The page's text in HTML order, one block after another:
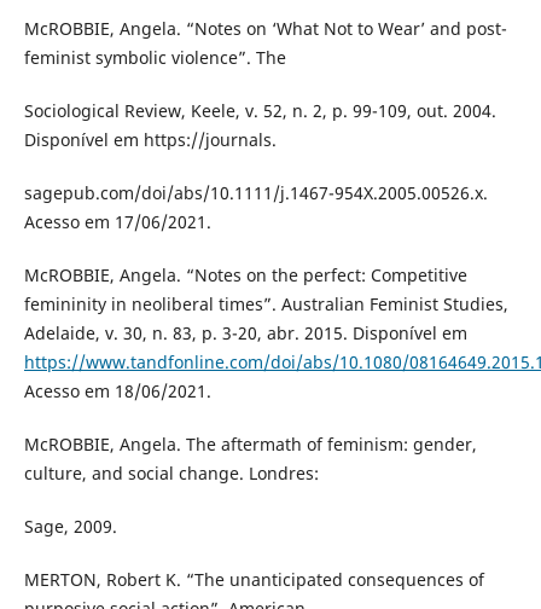
McROBBIE, Angela. “Notes on ‘What Not to Wear’ and post-
feminist symbolic violence”. The
Sociological Review, Keele, v. 52, n. 2, p. 99-109, out. 2004.
Disponível em https://journals.
sagepub.com/doi/abs/10.1111/j.1467-954X.2005.00526.x.
Acesso em 17/06/2021.
McROBBIE, Angela. “Notes on the perfect: Competitive
femininity in neoliberal times”. Australian Feminist Studies,
Adelaide, v. 30, n. 83, p. 3-20, abr. 2015. Disponível em
https://www.tandfonline.com/doi/abs/10.1080/
Acesso em 18/06/2021.
McROBBIE, Angela. The aftermath of feminism: gender,
culture, and social change. Londres:
Sage, 2009.
MERTON, Robert K. “The unanticipated consequences of